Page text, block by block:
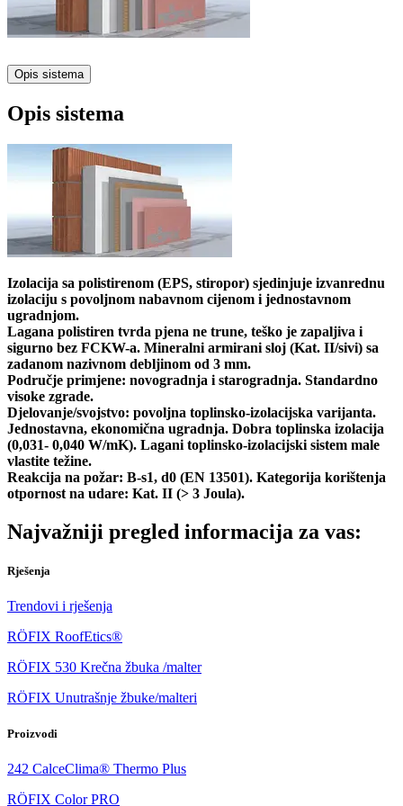
Opis sistema
Opis sistema
Izolacija sa polistirenom (EPS, stiropor) sjedinjuje izvanrednu
izolaciju s povoljnom nabavnom cijenom i jednostavnom
ugradnjom.
Lagana polistiren tvrda pjena ne trune, teško je zapaljiva i
sigurno bez FCKW-a. Mineralni armirani sloj (Kat. II/sivi) sa
zadanom nazivnom debljinom od 3 mm.
Područje primjene: novogradnja i starogradnja. Standardno
visoke zgrade.
Djelovanje/svojstvo: povoljna toplinsko-izolacijska varijanta.
Jednostavna, ekonomična ugradnja. Dobra toplinska izolacija
(0,031- 0,040 W/mK). Lagani toplinsko-izolacijski sistem male
vlastite težine.
Reakcija na požar: B-s1, d0 (EN 13501). Kategorija korištenja
otpornost na udare: Kat. II (> 3 Joula).
Najvažniji pregled informacija za vas:
Rješenja
Trendovi i rješenja
RÖFIX RoofEtics®
RÖFIX 530 Krečna žbuka /malter
RÖFIX Unutrašnje žbuke/malteri
Proizvodi
242 CalceClima® Thermo Plus
RÖFIX Color PRO